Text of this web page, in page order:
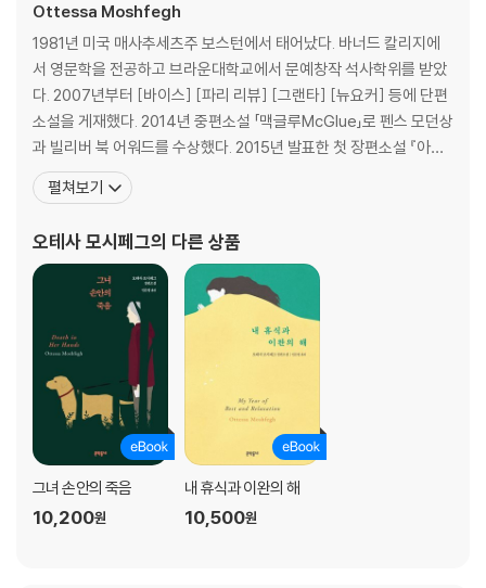
Ottessa Moshfegh
1981년 미국 매사추세츠주 보스턴에서 태어났다. 바너드 칼리지에
서 영문학을 전공하고 브라운대학교에서 문예창작 석사학위를 받았
다. 2007년부터 [바이스] [파리 리뷰] [그랜타] [뉴요커] 등에 단편
소설을 게재했다. 2014년 중편소설 「맥글루McGlue」로 펜스 모던상
과 빌리버 북 어워드를 수상했다. 2015년 발표한 첫 장편소설 『아일
린』으로 놀라운 장편 데뷔작이라는 찬사와 함께 2016년 펜/헤밍웨
이상을 받고 맨부커상 최종 후보에 올랐다. 2017년 소설집 『별세계
후보에 올랐다. 2018
펼쳐보기
오테사 모시페그의 다른 상품
그녀 손안의 죽음
10,200원
내 휴식과 이완의 해
10,500원